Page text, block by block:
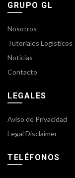
GRUPO GL
Nosotros
Tutoriales Logísticos
Noticias
Contacto
LEGALES
Aviso de Privacidad
Legal Disclaimer
TELÉFONOS